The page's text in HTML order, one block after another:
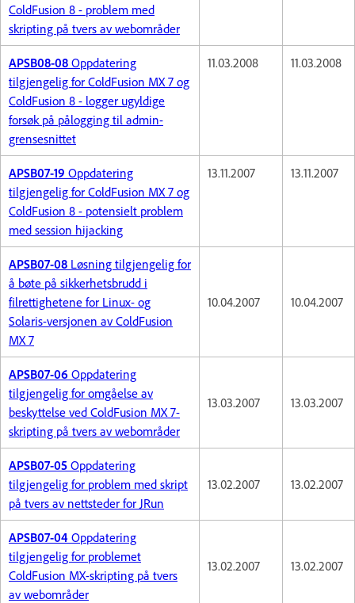
ColdFusion 8 - problem med
skripting på tvers av webområder
APSB08-08 Oppdatering
tilgjengelig for ColdFusion MX 7 og
ColdFusion 8 - logger ugyldige
forsøk på pålogging til admin-
grensesnittet
11.03.2008 11.03.2008
APSB07-19 Oppdatering
tilgjengelig for ColdFusion MX 7 og
ColdFusion 8 - potensielt problem
med session hijacking
13.11.2007 13.11.2007
APSB07-08 Løsning tilgjengelig for
å bøte på sikkerhetsbrudd i
filrettighetene for Linux- og
Solaris-versjonen av ColdFusion
MX 7
10.04.2007 10.04.2007
APSB07-06 Oppdatering
tilgjengelig for omgåelse av
beskyttelse ved ColdFusion MX 7-
skripting på tvers av webområder
13.03.2007 13.03.2007
APSB07-05 Oppdatering
tilgjengelig for problem med skript
på tvers av nettsteder for JRun
13.02.2007 13.02.2007
APSB07-04 Oppdatering
tilgjengelig for problemet
ColdFusion MX-skripting på tvers
av webområder
13.02.2007 13.02.2007